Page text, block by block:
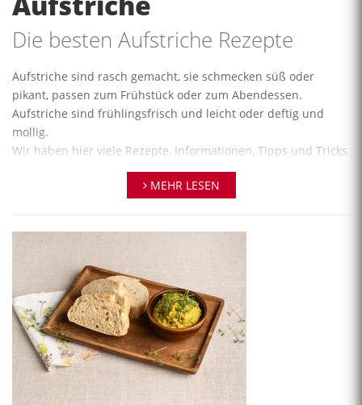
Die besten Aufstriche Rezepte
Aufstriche sind rasch gemacht, sie schmecken süß oder
pikant, passen zum Frühstück oder zum Abendessen.
Aufstriche sind frühlingsfrisch und leicht oder deftig und
mollig.
Wir haben hier viele Rezepte, Informationen, Tipps und Tricks
und Videos sowie die Kochschulen für Sie zusammengestellt:
Brotaufstrich selber machenMEHR LESEN